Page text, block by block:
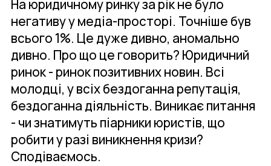
На юридичному ринку за рік не було
негативу у медіа-просторі. Точніше був
всього 1%. Це дуже дивно, аномально
дивно. Про що це говорить? Юридичний
ринок - ринок позитивних новин. Всі
молодці, у всіх бездоганна репутація,
бездоганна діяльність. Виникає питання
- чи знатимуть піарники юристів, що
робити у разі виникнення кризи?
Сподіваємось.